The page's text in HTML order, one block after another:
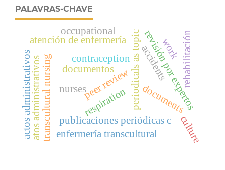
PALAVRAS-CHAVE
documentos periodicals as topicrevisión por expertos
publicaciones periódicas c
transcultural nursing enfermería transcultural
atención de enfermería
contraception
atos administrativos peer review documents
nurses
actos administrativos accidents
occupational
respiration
rehabilitación
culture
work